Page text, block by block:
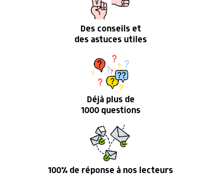
Des conseils et
des astuces utiles
Déjà plus de
1000 questions
100% de réponse à nos lecteurs